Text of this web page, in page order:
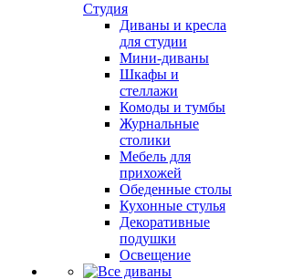
Студия
Диваны и кресла
для студии
Мини-диваны
Шкафы и
стеллажи
Комоды и тумбы
Журнальные
столики
Мебель для
прихожей
Обеденные столы
Кухонные стулья
Декоративные
подушки
Освещение